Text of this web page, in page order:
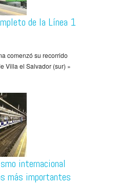
de la Línea 1
comenzó su recorrido
Villa el Salvador (sur) »
internacional
más importantes